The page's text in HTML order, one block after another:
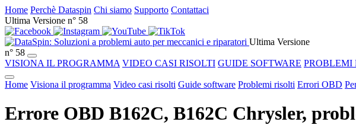
Home Perchè Dataspin Chi siamo Supporto Contattaci
Ultima Versione n° 58
Ultima Versione
n° 58
VISIONA IL PROGRAMMA VIDEO CASI RISOLTI GUIDE SOFTWARE PROBLEMI
Home Visiona il programma Video casi risolti Guide software Problemi risolti Errori OBD
Errore OBD B162C, B162C Chrysler,